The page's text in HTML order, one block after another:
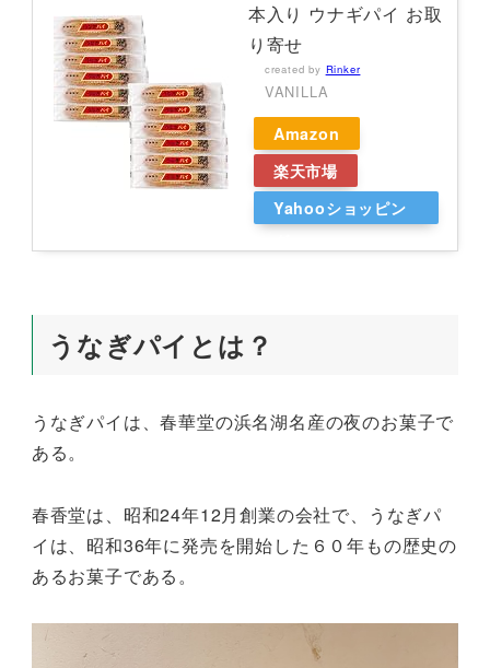
本入り ウナギパイ お取
り寄せ
created by Rinker
VANILLA
Amazon
楽天市場
Yahooショッピン
うなぎパイとは？
うなぎパイは、春華堂の浜名湖名産の夜のお菓子で
ある。
春香堂は、昭和24年12月創業の会社で、うなぎパ
イは、昭和36年に発売を開始した６０年もの歴史の
あるお菓子である。